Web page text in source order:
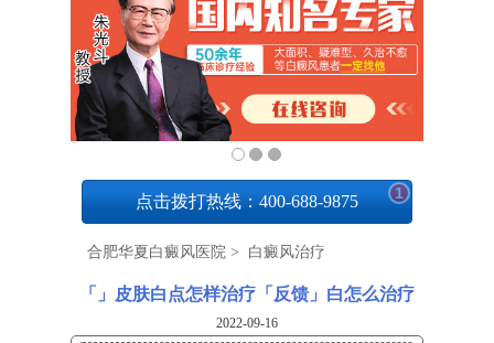
点击拨打热线：400-688-9875 1
合肥华夏白癜风医院 > 白癜风治疗
「」皮肤白点怎样治疗「反馈」白怎么治疗
2022-09-16